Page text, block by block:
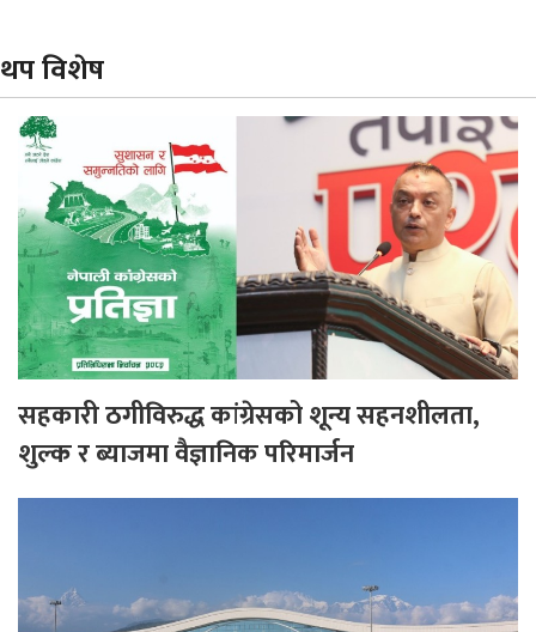
थप विशेष
सहकारी ठगीविरुद्ध कांग्रेसको शून्य सहनशीलता,
शुल्क र ब्याजमा वैज्ञानिक परिमार्जन